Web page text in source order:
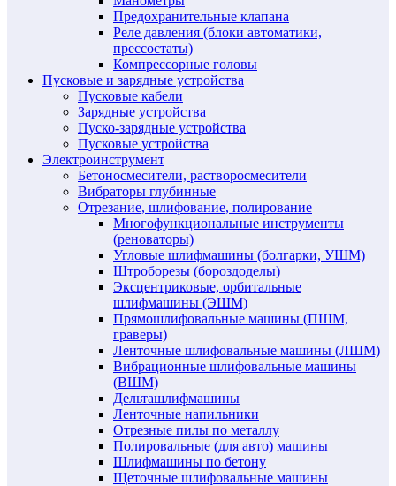
Предохранительные клапана
Реле давления (блоки автоматики,
прессостаты)
Компрессорные головы
Пусковые и зарядные устройства
Пусковые кабели
Зарядные устройства
Пуско-зарядные устройства
Пусковые устройства
Электроинструмент
Бетоносмесители, растворосмесители
Вибраторы глубинные
Отрезание, шлифование, полирование
Многофункциональные инструменты
(реноваторы)
Угловые шлифмашины (болгарки, УШМ)
Штроборезы (бороздоделы)
Эксцентриковые, орбитальные
шлифмашины (ЭШМ)
Прямошлифовальные машины (ПШМ,
граверы)
Ленточные шлифовальные машины (ЛШМ)
Вибрационные шлифовальные машины
(ВШМ)
Дельташлифмашины
Ленточные напильники
Отрезные пилы по металлу
Полировальные (для авто) машины
Шлифмашины по бетону
Щеточные шлифовальные машины